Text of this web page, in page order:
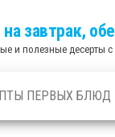
завтрак,
и полезные десерты с
ПЕРВЫХ БЛЮД